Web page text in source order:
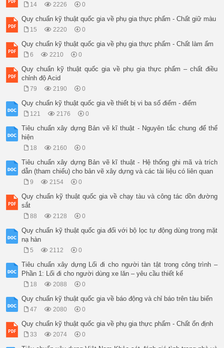
14 2226 0
Quy chuẩn kỹ thuật quốc gia về phụ gia thực phẩm - Chất giữ màu
15 2220 0
Quy chuẩn kỹ thuật quốc gia về phụ gia thực phẩm - Chất làm ẩm
6 2210 0
Quy chuẩn kỹ thuật quốc gia về phụ gia thực phẩm – chất điều
chỉnh độ Acid
79 2190 0
Quy chuẩn kỹ thuật quốc gia về thiết bị vi ba số điểm - điểm
121 2176 0
Tiêu chuẩn xây dựng Bản vẽ kĩ thuật - Nguyên tắc chung để thể
hiện
18 2160 0
Tiêu chuẩn xây dựng Bản vẽ kĩ thuật - Hệ thống ghi mã và trích
dẫn (tham chiếu) cho bản vẽ xây dựng và các tài liệu có liên quan
9 2154 0
Quy chuẩn kỹ thuật quốc gia về chạy tàu và công tác dồn đường
sắt
88 2128 0
Quy chuẩn kỹ thuật quốc gia đối với bộ lọc tự động dùng trong mặt
nạ hàn
5 2112 0
Tiêu chuẩn xây dựng Lối đi cho người tàn tật trong công trình –
Phần 1: Lối đi cho người dùng xe lăn – yêu cầu thiết kế
18 2088 0
Quy chuẩn kỹ thuật quốc gia về báo động và chỉ báo trên tàu biển
47 2080 0
Quy chuẩn kỹ thuật quốc gia về phụ gia thực phẩm - Chất ổn định
33 2074 0